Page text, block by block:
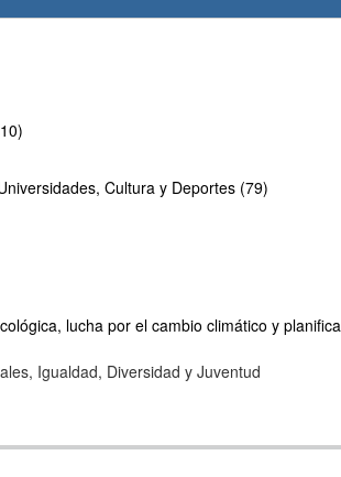
Cultura y Deportes (79)
lucha por el cambio climático y
Igualdad, Diversidad y Juventud